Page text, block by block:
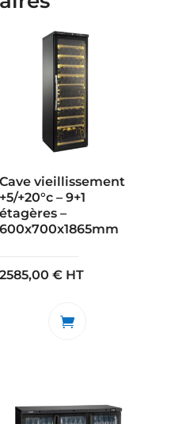
Cave vieillissement
+5/+20°c – 9+1
étagères –
600x700x1865mm
2585,00€ HT